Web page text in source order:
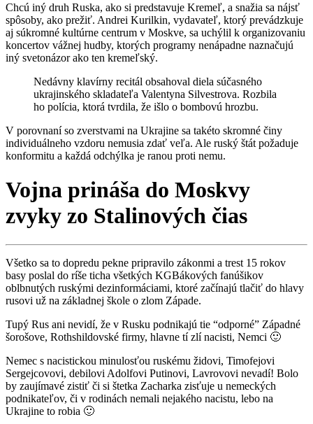
Chcú iný druh Ruska, ako si predstavuje Kremeľ, a snažia sa nájsť
spôsoby, ako prežiť. Andrei Kurilkin, vydavateľ, ktorý prevádzkuje
aj súkromné ​​kultúrne centrum v Moskve, sa uchýlil k organizovaniu
koncertov vážnej hudby, ktorých programy nenápadne naznačujú
iný svetonázor ako ten kremeľský.
Nedávny klavírny recitál obsahoval diela súčasného
ukrajinského skladateľa Valentyna Silvestrova. Rozbila
ho polícia, ktorá tvrdila, že išlo o bombovú hrozbu.
V porovnaní so zverstvami na Ukrajine sa takéto skromné ​​činy
individuálneho vzdoru nemusia zdať veľa. Ale ruský štát požaduje
konformitu a každá odchýlka je ranou proti nemu.
Vojna prináša do Moskvy
zvyky zo Stalinových čias
Všetko sa to dopredu pekne pripravilo zákonmi a trest 15 rokov
basy poslal do ríše ticha všetkých KGBákových fanúšikov
oblbnutých ruskými dezinformáciami, ktoré začínajú tlačiť do hlavy
rusovi už na základnej škole o zlom Západe.
Tupý Rus ani nevidí, že v Rusku podnikajú tie “odporné” Západné
šorošove, Rothshildovské firmy, hlavne tí zlí nacisti, Nemci 🙂
Nemec s nacistickou minulosťou ruskému židovi, Timofejovi
Sergejcovovi, debilovi Adolfovi Putinovi, Lavrovovi nevadí! Bolo
by zaujímavé zistiť či si štetka Zacharka zisťuje u nemeckých
podnikateľov, či v rodinách nemali nejakého nacistu, lebo na
Ukrajine to robia 🙂